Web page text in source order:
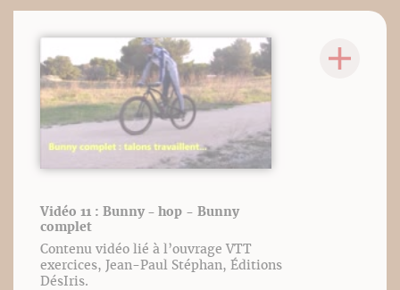
Vidéo 11 : Bunny - hop - Bunny
complet
Contenu vidéo lié à l’ouvrage VTT
exercices, Jean-Paul Stéphan, Éditions
DésIris.